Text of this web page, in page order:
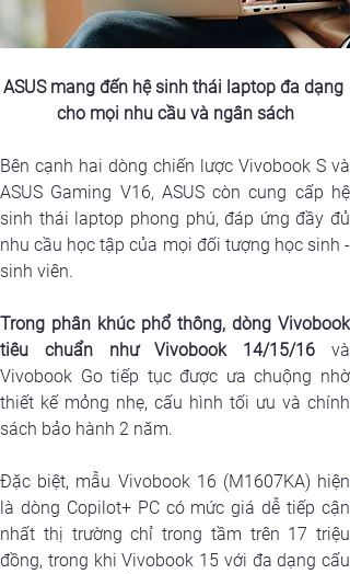
ASUS mang đến hệ sinh thái laptop đa dạng
cho mọi nhu cầu và ngân sách
Bên cạnh hai dòng chiến lược Vivobook S và
ASUS Gaming V16, ASUS còn cung cấp hệ
sinh thái laptop phong phú, đáp ứng đầy đủ
nhu cầu học tập của mọi đối tượng học sinh -
sinh viên.
Trong phân khúc phổ thông, dòng Vivobook
tiêu chuẩn như Vivobook 14/15/16 và
Vivobook Go tiếp tục được ưa chuộng nhờ
thiết kế mỏng nhẹ, cấu hình tối ưu và chính
sách bảo hành 2 năm.
Đặc biệt, mẫu Vivobook 16 (M1607KA) hiện
là dòng Copilot+ PC có mức giá dễ tiếp cận
nhất thị trường chỉ trong tầm trên 17 triệu
đồng, trong khi Vivobook 15 với đa dạng cấu